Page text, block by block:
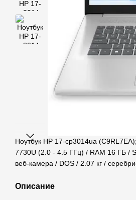
Ноутбук HP 17-cp3014ua
7730U (2.0 - 4.5 ГГц) / RAM 16 ГБ /
веб-камера / DOS / 2.07 кг /
Описание